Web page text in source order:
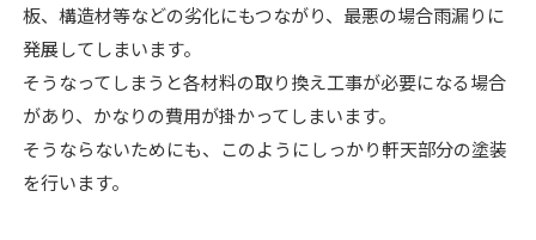
板、構造材等などの劣化にもつながり、最悪の場合雨漏りに
発展してしまいます。
そうなってしまうと各材料の取り換え工事が必要になる場合
があり、かなりの費用が掛かってしまいます。
そうならないためにも、このようにしっかり軒天部分の塗装
を行います。